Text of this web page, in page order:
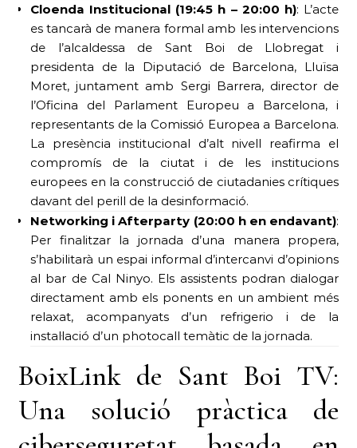
Cloenda Institucional (19:45 h – 20:00 h): L’acte
es tancarà de manera formal amb les intervencions
de l’alcaldessa de Sant Boi de Llobregat i
presidenta de la Diputació de Barcelona, Lluïsa
Moret, juntament amb Sergi Barrera, director de
l’Oficina del Parlament Europeu a Barcelona, i
representants de la Comissió Europea a Barcelona.
La presència institucional d’alt nivell reafirma el
compromís de la ciutat i de les institucions
europees en la construcció de ciutadanies crítiques
davant del perill de la desinformació.
Networking i Afterparty (20:00 h en endavant):
Per finalitzar la jornada d’una manera propera,
s’habilitarà un espai informal d’intercanvi d’opinions
al bar de Cal Ninyo. Els assistents podran dialogar
directament amb els ponents en un ambient més
relaxat, acompanyats d’un refrigerio i de la
instal·lació d’un photocall temàtic de la jornada.
BoixLink de Sant Boi TV:
Una solució pràctica de